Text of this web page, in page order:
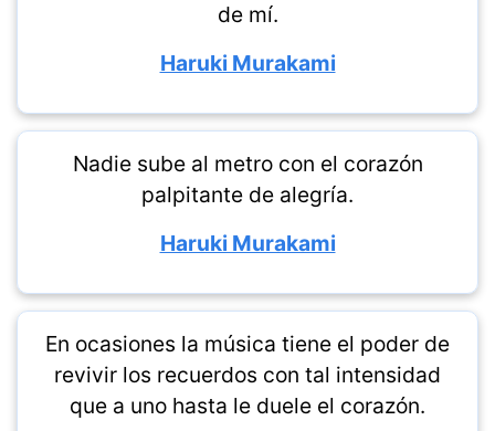
de mí.
Haruki Murakami
Nadie sube al metro con el corazón
palpitante de alegría.
Haruki Murakami
En ocasiones la música tiene el poder de
revivir los recuerdos con tal intensidad
que a uno hasta le duele el corazón.